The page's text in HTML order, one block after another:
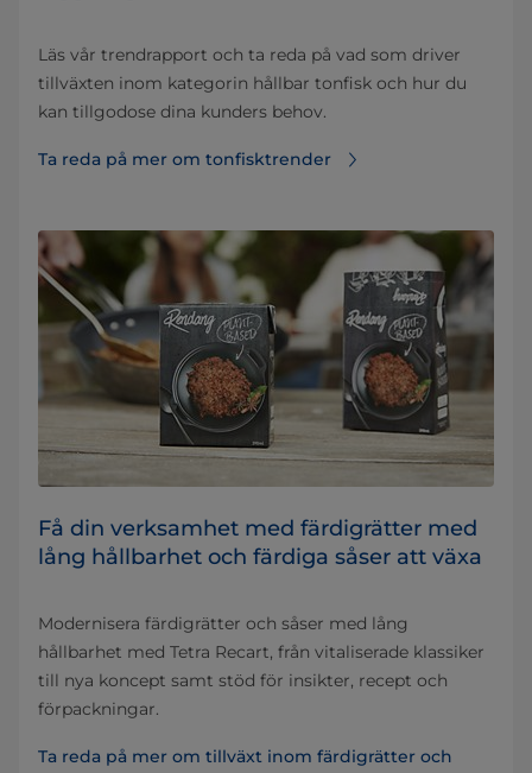
Läs vår trendrapport och ta reda på vad som driver
tillväxten inom kategorin hållbar tonfisk och hur du
kan tillgodose dina kunders behov.
Ta reda på mer om tonfisktrender
Få din verksamhet med färdigrätter med
lång hållbarhet och färdiga såser att växa
Modernisera färdigrätter och såser med lång
hållbarhet med Tetra Recart, från vitaliserade klassiker
till nya koncept samt stöd för insikter, recept och
förpackningar.
Ta reda på mer om tillväxt inom färdigrätter och